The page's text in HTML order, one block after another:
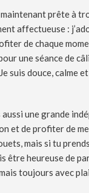
maintenant prête à
affectueuse :
de chaque
une séance de
suis douce, calme
aussi une grande
et de profiter de
mais si tu
être heureuse de
toujours avec